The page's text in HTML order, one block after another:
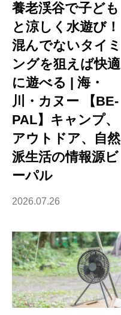
養老渓谷で子ども
と涼しく水遊び！
混んでないタイミ
ングを狙えば快適
に遊べる | 海・
川・カヌー 【BE-
PAL】キャンプ、
アウトドア、自然
派生活の情報源ビ
ーパル
2026.07.26